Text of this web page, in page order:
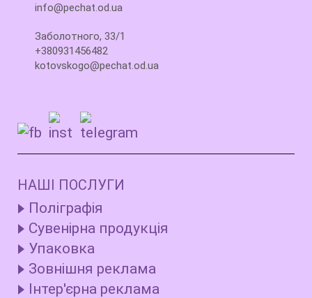
info@pechat.od.ua
Заболотного, 33/1
+380931456482
kotovskogo@pechat.od.ua
НАШІ ПОСЛУГИ
Поліграфія
Сувенірна продукція
Упаковка
Зовнішня реклама
Інтер'єрна реклама